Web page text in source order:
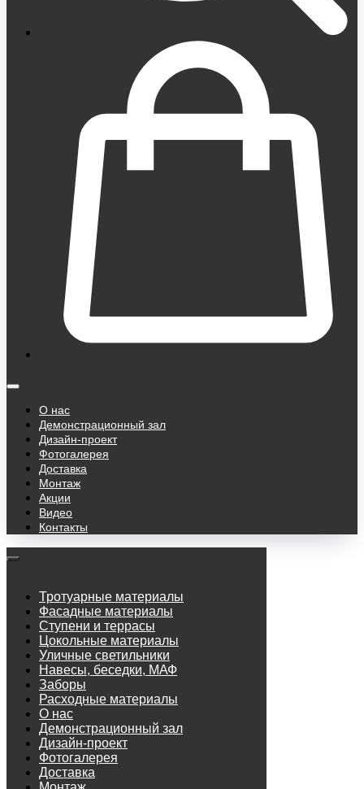
О нас
Демонстрационный зал
Дизайн-проект
Фотогалерея
Доставка
Монтаж
Акции
Видео
Контакты
Тротуарные материалы
Фасадные материалы
Ступени и террасы
Цокольные материалы
Уличные светильники
Навесы, беседки, МАФ
Заборы
Расходные материалы
О нас
Демонстрационный зал
Дизайн-проект
Фотогалерея
Доставка